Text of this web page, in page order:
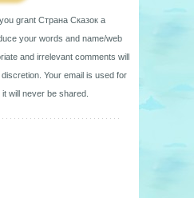
grant Страна Сказок a
your words and name/web
and irrelevant comments will
Your email is used for
will never be shared.